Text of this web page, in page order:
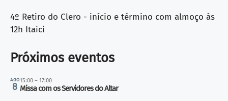
4º Retiro do Clero - início e término com almoço às
12h Itaici
Próximos eventos
AGO
8
15:00 – 17:00
Missa com os Servidores do Altar